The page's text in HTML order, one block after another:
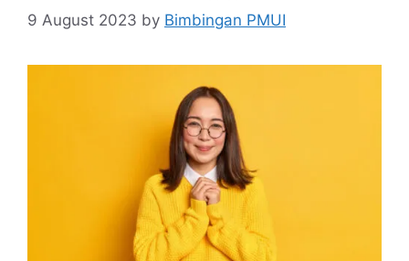
9 August 2023 by Bimbingan PMUI